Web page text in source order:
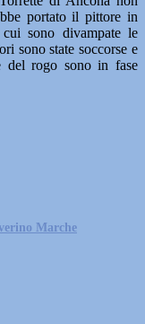
portato il pittore in
cui sono divampate le
sono state soccorse e
del rogo sono in fase
Marche